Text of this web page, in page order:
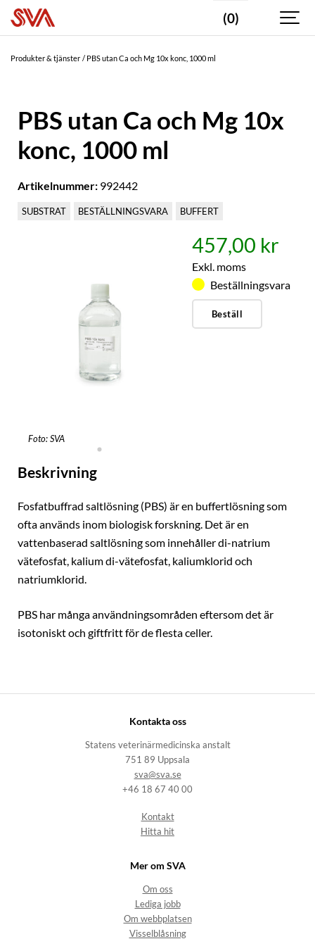
(0)
Produkter & tjänster PBS utan Ca och Mg 10x konc, 1000 ml
PBS utan Ca och Mg 10x
konc, 1000 ml
Artikelnummer: 992442
SUBSTRAT BESTÄLLNINGSVARA BUFFERT
Foto: SVA
457,00 kr
Exkl. moms
Beställningsvara
Beställ
Beskrivning
Fosfatbuffrad saltlösning (PBS) är en buffertlösning som
ofta används inom biologisk forskning. Det är en
vattenbaserad saltlösning som innehåller di-natrium
vätefosfat, kalium di-vätefosfat, kaliumklorid och
natriumklorid.
PBS har många användningsområden eftersom det är
isotoniskt och giftfritt för de flesta celler.
Kontakta oss
Statens veterinärmedicinska anstalt
751 89 Uppsala
sva@sva.se
+46 18 67 40 00
Kontakt
Hitta hit
Mer om SVA
Om oss
Lediga jobb
Om webbplatsen
Visselblåsning